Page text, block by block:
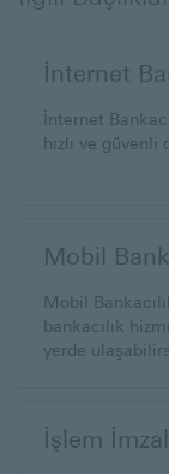
İnternet
İnternet
hızlı ve
Mobil
Mobil
bankacılık
yerde
İşlem